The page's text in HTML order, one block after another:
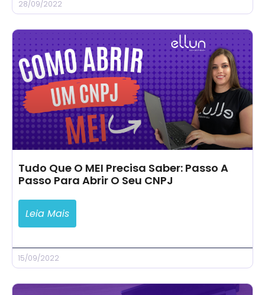
28/09/2022
Tudo Que O MEI Precisa Saber: Passo A
Passo Para Abrir O Seu CNPJ
Leia Mais
15/09/2022